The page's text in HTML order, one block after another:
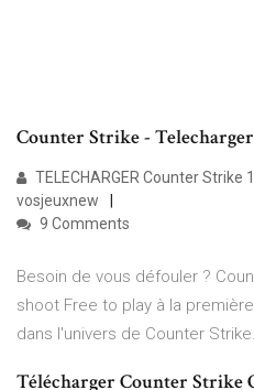
Counter Strike -
TELECHARGER Counter Strike
vosjeuxnew
9 Comments
Besoin de vous défouler ?
shoot Free to play à la
dans l'univers de Counter
Télécharger Counter Strike